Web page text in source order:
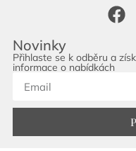
Novinky
Přihlaste se k odběru a
informace o nabídkách